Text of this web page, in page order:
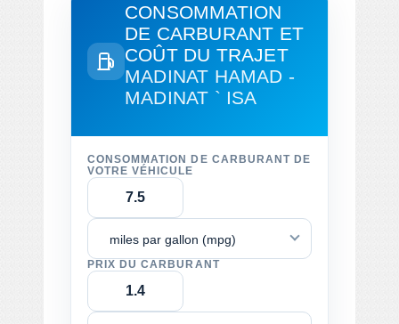
CONSOMMATION
DE CARBURANT ET
COÛT DU TRAJET
MADINAT HAMAD -
MADINAT ` ISA
CONSOMMATION DE CARBURANT DE
VOTRE VÉHICULE
miles par gallon (mpg)
PRIX DU CARBURANT